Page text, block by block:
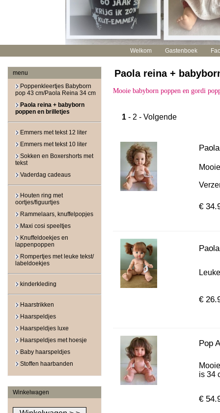
Welkom Gastenboek
menu
Poppenkleertjes Babyborn
pop 43 cm/Paola Reina 34 cm
Paola reina + babyborn
poppen en brilletjes
Emmers met tekst 12 liter
Emmers met tekst 10 liter
Sokken en Boxershorts met
tekst
Vaderdag cadeaus
Houten ring met
oortjes/figuurtjes
Rammelaars, knuffelpopjes
Maxi cosi speeltjes
Knuffeldoekjes en
lappenpoppen
Rompertjes met leuke tekst/
labeldoekjes
kinderkleding
Haarstrikken
Haarspeldjes
Haarspeldjes luxe
Haarspeldjes met hoesje
Baby haarspeldjes
Stoffen haarbanden
Winkelwagen
Paola reina +
Mooie babyborn poppen en gordi
1 - 2 - Volgende
€
€
Pop
is 34
€